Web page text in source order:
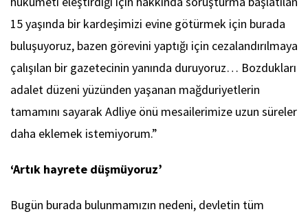
15 yaşında bir kardeşimizi evine götürmek için burada
buluşuyoruz, bazen görevini yaptığı için cezalandırılmaya
çalışılan bir gazetecinin yanında duruyoruz… Bozdukları
adalet düzeni yüzünden yaşanan mağduriyetlerin
tamamını sayarak Adliye önü mesailerimize uzun süreler
daha eklemek istemiyorum.”
‘Artık hayrete düşmüyoruz’
Bugün burada bulunmamızın nedeni, devletin tüm